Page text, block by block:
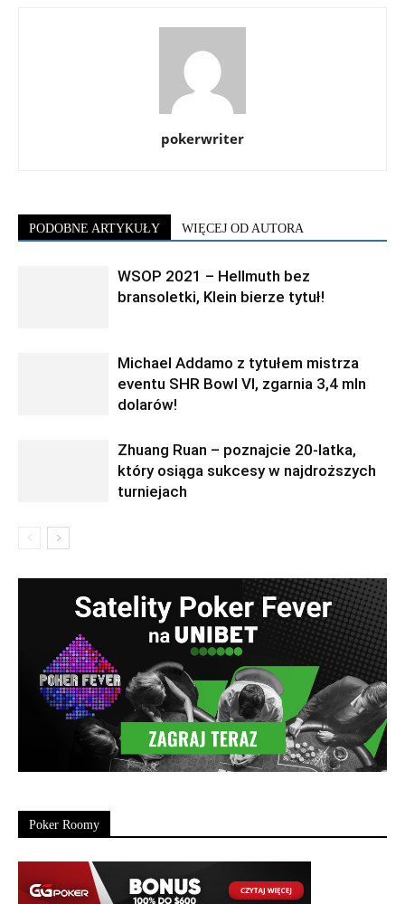
pokerwriter
PODOBNE ARTYKUŁY WIĘCEJ OD AUTORA
WSOP 2021 – Hellmuth bez
bransoletki, Klein bierze tytuł!
Michael Addamo z tytułem mistrza
eventu SHR Bowl VI, zgarnia 3,4 mln
dolarów!
Zhuang Ruan – poznajcie 20-latka,
który osiąga sukcesy w najdroższych
turniejach
Poker Roomy